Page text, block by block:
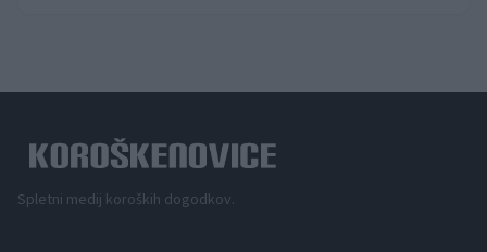
Spletni medij koroških dogodkov.